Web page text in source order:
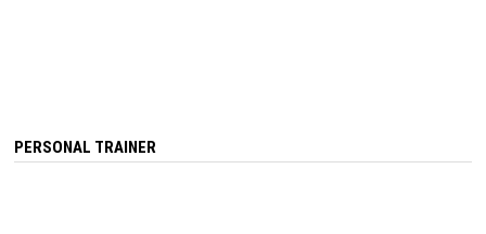
PERSONAL TRAINER